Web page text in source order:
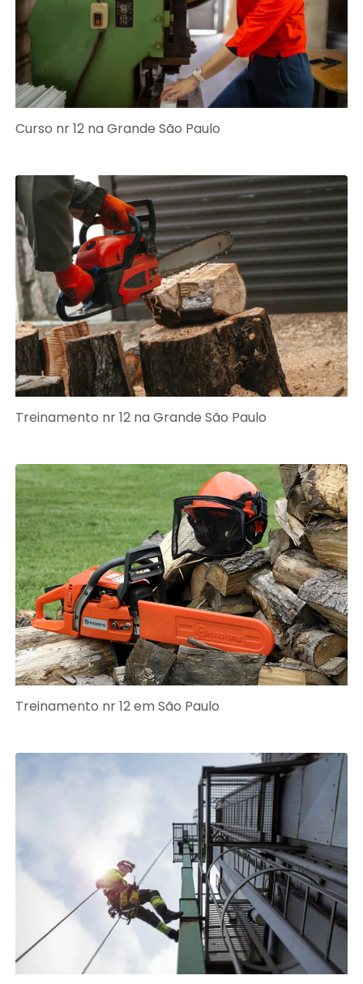
Curso nr 12 na Grande São Paulo
Treinamento nr 12 na Grande São Paulo
Treinamento nr 12 em São Paulo